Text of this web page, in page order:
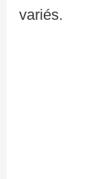
variés.